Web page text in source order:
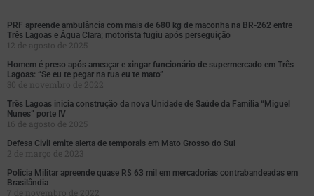
PRF apreende ambulância com mais de 680 kg de maconha na BR-262 entre
Três Lagoas e Água Clara; motorista fugiu após perseguição
12 de agosto de 2025
Homem é preso após ameaçar e xingar funcionário de supermercado em Três
Lagoas: “Se eu te pegar na rua eu te mato”
30 de novembro de 2022
Três Lagoas inicia construção da nova Unidade de Saúde da Família “Miguel
Nunes” porte IV
16 de agosto de 2025
Defesa Civil emite alerta de temporais em Mato Grosso do Sul
2 de março de 2023
Polícia Militar apreende quase R$ 63 mil em mercadorias contrabandeadas em
Brasilândia
7 de novembro de 2022